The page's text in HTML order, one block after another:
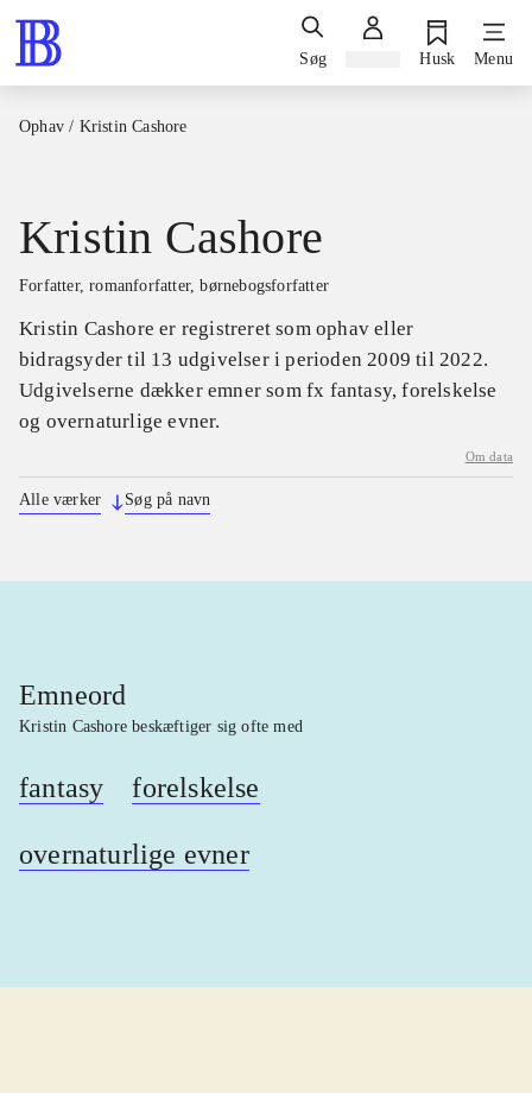
Søg Husk Menu
Ophav / Kristin Cashore
Kristin Cashore
forfatter, romanforfatter, børnebogsforfatter
Kristin Cashore er registreret som ophav eller
bidragsyder til 13 udgivelser i perioden 2009 til 2022.
Udgivelserne dækker emner som fx fantasy, forelskelse
og overnaturlige evner.
Om data
Alle værker Søg på navn
Emneord
Kristin Cashore beskæftiger sig ofte med
fantasy forelskelse
overnaturlige evner